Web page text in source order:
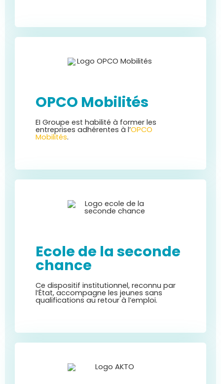
OPCO Mobilités
EI Groupe est habilité à former les
entreprises adhérentes à l’OPCO
Mobilités.
Ecole de la seconde
chance
Ce dispositif institutionnel, reconnu par
l’État, accompagne les jeunes sans
qualifications au retour à l’emploi.